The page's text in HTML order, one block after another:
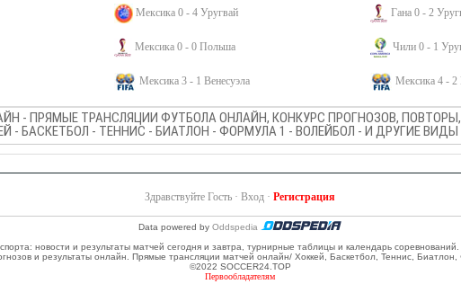
Мексика 0 - 4 Уругвай Гана 0 - 2
Мексика 0 - 0 Польша Чили 0 - 1
Мексика 3 - 1 Венесуэла Мексика 4 - 2
- ПРЯМЫЕ ТРАНСЛЯЦИИ ФУТБОЛА ОНЛАЙН, КОНКУРС ПРОГНОЗОВ,
- БАСКЕТБОЛ - ТЕННИС - БИАТЛОН - ФОРМУЛА 1 - ВОЛЕЙБОЛ - И ДРУГИЕ
Здравствуйте Гость · Вход · Регистрация
Data powered by Oddspedia
новости и результаты матчей сегодня и завтра, турнирные таблицы и календарь
и результаты онлайн. Прямые трансляции матчей онлайн/ Хоккей, Баскетбол, Теннис,
©2022 SOCCER24.TOP
Первообладателям